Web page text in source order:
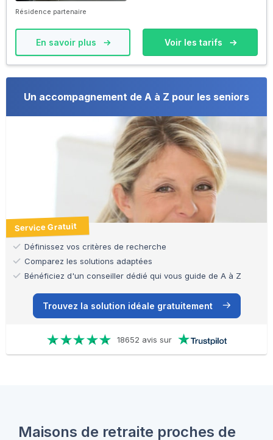
Résidence partenaire
En savoir plus Voir les tarifs
Un accompagnement de A à Z pour les seniors
Service Gratuit
Définissez vos critères de recherche
Comparez les solutions adaptées
Bénéficiez d'un conseiller dédié qui vous guide de A à Z
Trouvez la solution idéale gratuitement
18652 avis sur
Maisons de retraite proches de